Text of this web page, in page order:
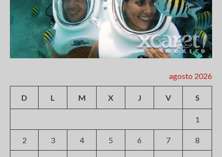
agosto 2026
D L M X J V S
1
2 3 4 5 6 7 8